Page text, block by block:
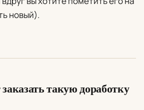
новый).
такую доработку